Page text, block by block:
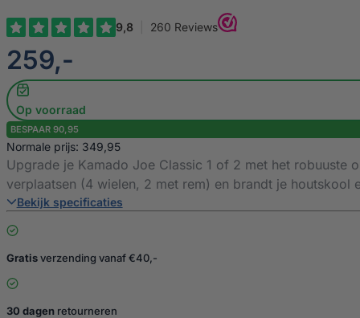
€
259,-
Op voorraad
BESPAAR 90,95
Normale prijs: 349,95
Upgrade je Kamado Joe Classic 1 of 2 met het robuuste
verplaatsen (4 wielen, 2 met rem) en brandt je houtskool
Bekijk specificaties
Gratisverzending vanaf €40,-
30 dagen retourneren